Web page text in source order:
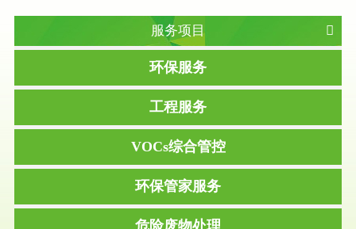
服务项目
环保服务
工程服务
VOCs综合管控
环保管家服务